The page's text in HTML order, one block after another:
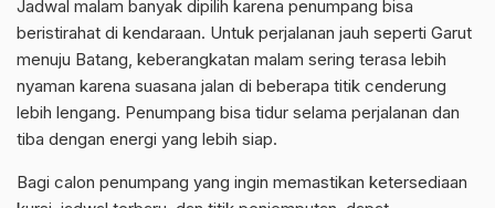
Jadwal malam banyak dipilih karena penumpang bisa
beristirahat di kendaraan. Untuk perjalanan jauh seperti Garut
menuju Batang, keberangkatan malam sering terasa lebih
nyaman karena suasana jalan di beberapa titik cenderung
lebih lengang. Penumpang bisa tidur selama perjalanan dan
tiba dengan energi yang lebih siap.
Bagi calon penumpang yang ingin memastikan ketersediaan